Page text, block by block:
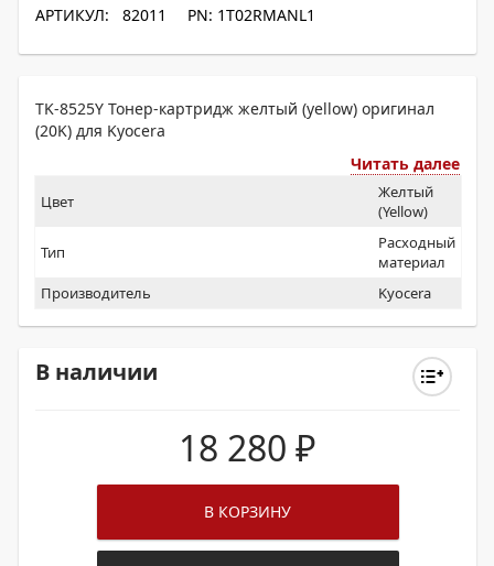
АРТИКУЛ: 82011 PN: 1T02RMANL1
TK-8525Y Тонер-картридж желтый (yellow) оригинал
(20K) для Kyocera
Читать далее
Цвет
Желтый
(Yellow)
Тип
Расходный
материал
Производитель
Kyocera
В наличии
18 280 ₽
В КОРЗИНУ